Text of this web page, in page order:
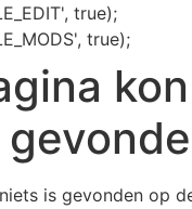
true);
true);
is gevonden op